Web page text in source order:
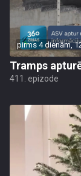
pirms 4 dienām,
Tramps
411. epizode